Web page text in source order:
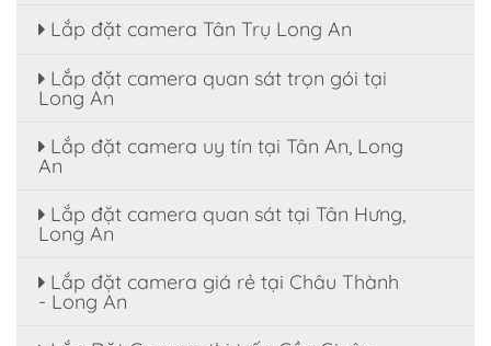
Lắp đặt camera Tân Trụ Long An
Lắp đặt camera quan sát trọn gói tại
Long An
Lắp đặt camera uy tín tại Tân An, Long
An
Lắp đặt camera quan sát tại Tân Hưng,
Long An
Lắp đặt camera giá rẻ tại Châu Thành
- Long An